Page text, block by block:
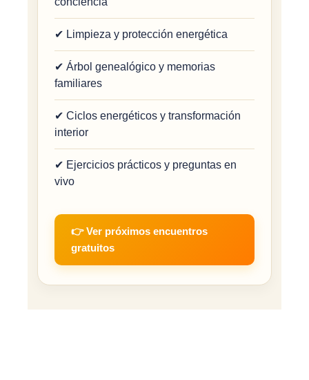
✔ Limpieza y protección energética
✔ Árbol genealógico y memorias
familiares
✔ Ciclos energéticos y transformación
interior
✔ Ejercicios prácticos y preguntas en
vivo
👉 Ver próximos encuentros
gratuitos